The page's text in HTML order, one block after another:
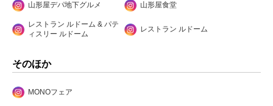
山形屋デパ地下グルメ 山形屋食堂
レストラン ルドーム & パテ
ィスリー ルドーム
レストラン ルドーム
そのほか
MONOフェア